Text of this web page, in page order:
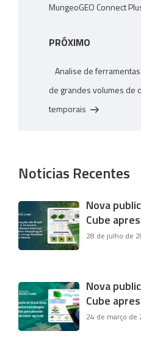
MungeoGEO Connect
Próximo
PRÓXIMO
Analise de
de grandes volumes de
temporais
Noticias Recentes
Nova
Cube
28 de julho de
Nova
Cube
24 de março de